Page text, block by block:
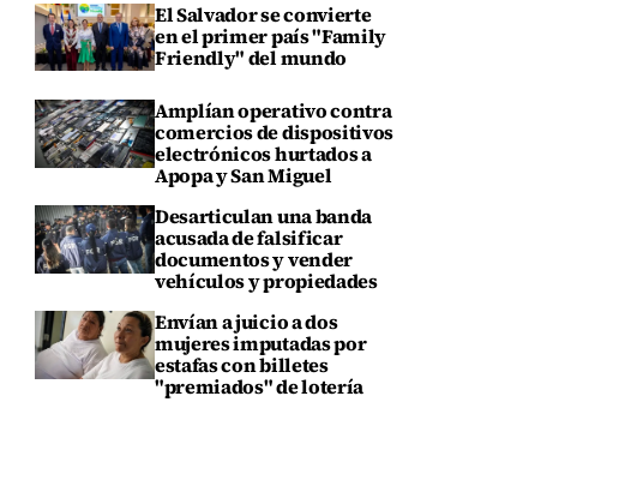
El Salvador se convierte
en el primer país "Family
Friendly" del mundo
Amplían operativo contra
comercios de dispositivos
electrónicos hurtados a
Apopa y San Miguel
Desarticulan una banda
acusada de falsificar
documentos y vender
vehículos y propiedades
Envían a juicio a dos
mujeres imputadas por
estafas con billetes
"premiados" de lotería